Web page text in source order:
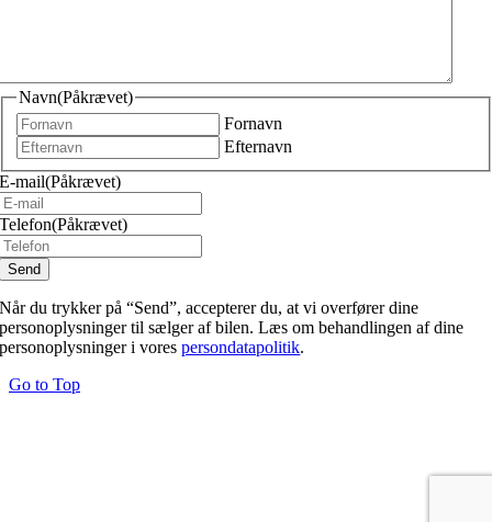
Navn(Påkrævet)
Fornavn
Efternavn
E-mail(Påkrævet)
Telefon(Påkrævet)
Når du trykker på “Send”, accepterer du, at vi overfører dine
personoplysninger til sælger af bilen. Læs om behandlingen af dine
personoplysninger i vorespersondatapolitik.
Go to Top